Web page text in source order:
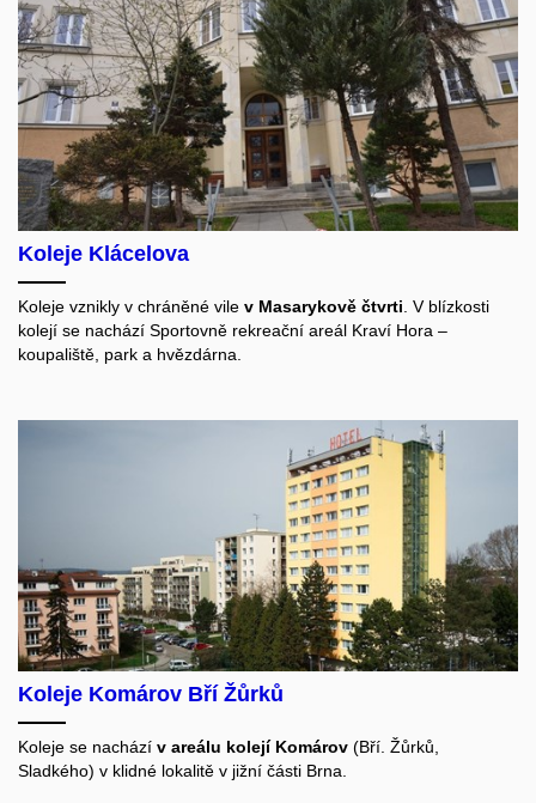
Koleje Klácelova
Koleje vznikly v chráněné vile v Masarykově čtvrti . V blízkosti
kolejí se nachází Sportovně rekreační areál Kraví Hora –
koupaliště, park a hvězdárna.
Koleje Komárov Bří Žůrků
Koleje se nachází v areálu kolejí Komárov (Bří. Žůrků,
Sladkého) v klidné lokalitě v jižní části Brna.